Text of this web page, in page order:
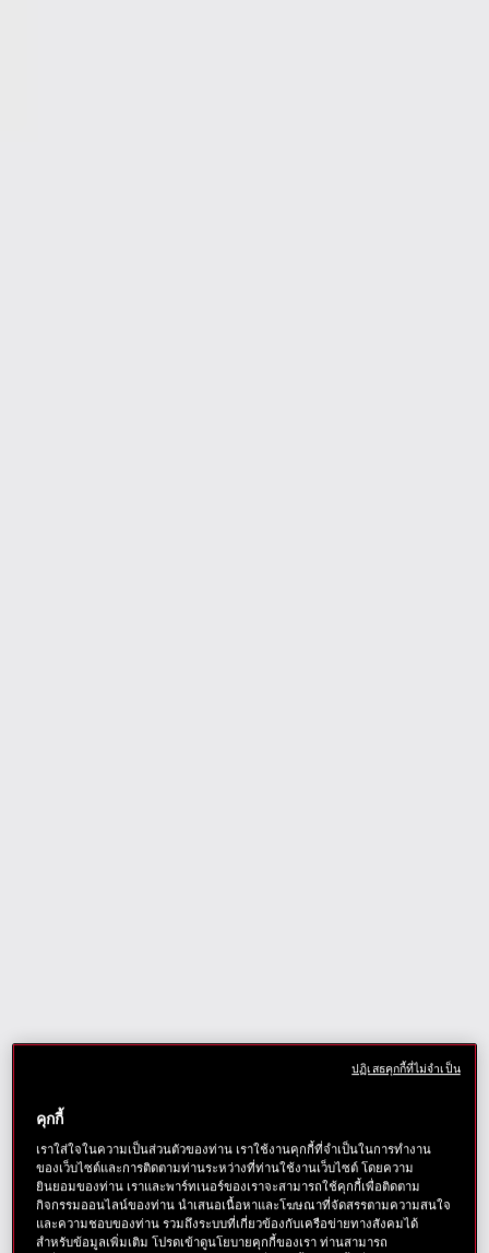
คุกกี้
เราใส่ใจในความเป็นส่วนตัวของท่าน เราใช้งานคุกกี้ที่จำเป็นในการทำงาน
ของเว็บไซต์และการติดตามท่านระหว่างที่ท่านใช้งานเว็บไซต์ โดยความ
ยินยอมของท่าน เราและพาร์ทเนอร์ของเราจะสามารถใช้คุกกี้เพื่อติดตาม
กิจกรรมออนไลน์ของท่าน นำเสนอเนื้อหาและโฆษณาที่จัดสรรตามความสนใจ
และความชอบของท่าน รวมถึงระบบที่เกี่ยวข้องกับเครือข่ายทางสังคมได้
สำหรับข้อมูลเพิ่มเติม โปรดเข้าดูนโยบายคุกกี้ของเรา ท่านสามารถ
ปฏิเสธคุกกี้ที่ไม่จำเป็น